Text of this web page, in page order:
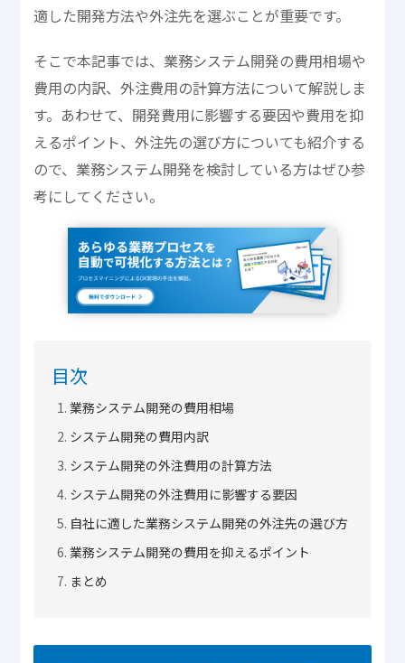
適した開発方法や外注先を選ぶことが重要です。
そこで本記事では、業務システム開発の費用相場や
費用の内訳、外注費用の計算方法について解説しま
す。あわせて、開発費用に影響する要因や費用を抑
えるポイント、外注先の選び方についても紹介する
ので、業務システム開発を検討している方はぜひ参
考にしてください。
目次
業務システム開発の費用相場
システム開発の費用内訳
システム開発の外注費用の計算方法
システム開発の外注費用に影響する要因
自社に適した業務システム開発の外注先の選び方
業務システム開発の費用を抑えるポイント
まとめ